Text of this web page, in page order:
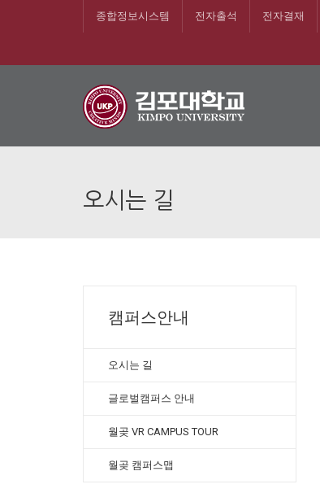
종합정보시스템 전자출석 전자결재
오시는 길
캠퍼스안내
오시는 길
글로벌캠퍼스 안내
월곶 VR CAMPUS TOUR
월곶 캠퍼스맵